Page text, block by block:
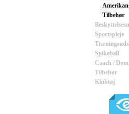
Tilbehør
Sportspleje
Spikeball
Coach /
Tilbehør
Klubtøj